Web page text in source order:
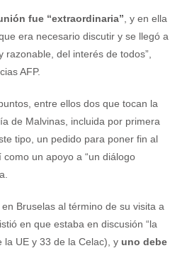
fue “extraordinaria” , y en ella
era necesario discutir y se llegó a
del interés de todos”,
AFP.
entre ellos dos que tocan la
de Malvinas, incluida por primera
tipo, un pedido para poner fin al
un apoyo a “un diálogo
Bruselas al término de su visita a
en que estaba en discusión “la
UE y 33 de la Celac), y uno debe